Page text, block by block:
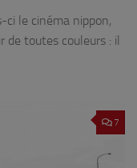
le cinéma nippon,
de toutes couleurs : il
7